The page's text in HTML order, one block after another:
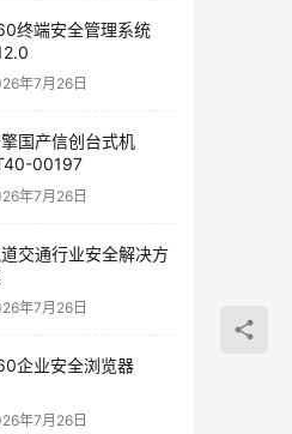
终端安全管理系统
年7月26日
国产信创台式机
00197
年7月26日
交通行业安全解决方
年7月26日
企业安全浏览器
年7月26日